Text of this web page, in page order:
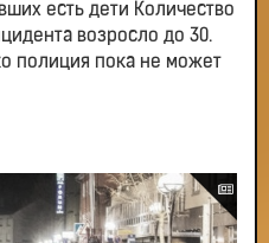
есть дети Количество
возросло до 30.
полиция пока не может